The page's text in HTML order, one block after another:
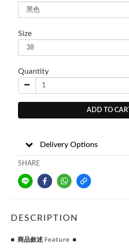
Size
Quantity
ADD TO CART
Delivery Options
SHARE
DESCRIPTION
■ 商品敘述 Feature ■